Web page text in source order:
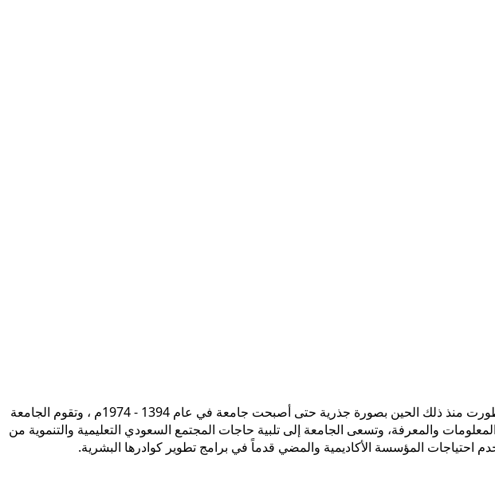
تأسست جامعة الإمام محمد بن سعود الإسلامية ممثلة في كلية الشريعة في سنة 1373هـ 1953م، وتطورت منذ ذلك الحين بصورة جذرية حتى أصبحت جامعة في عام 1394 - 1974م ، وتقوم الجامعة
والمعرفة، وتسعى الجامعة إلى تلبية حاجات المجتمع السعودي التعليمية والتنموية من
احتياجات المؤسسة الأكاديمية والمضي قدماً في برامج تطوير كوادرها البشرية.